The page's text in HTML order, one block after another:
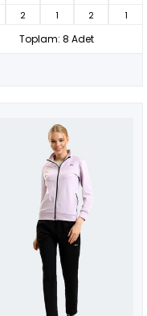
2 1 2 1
Toplam: 8 Adet